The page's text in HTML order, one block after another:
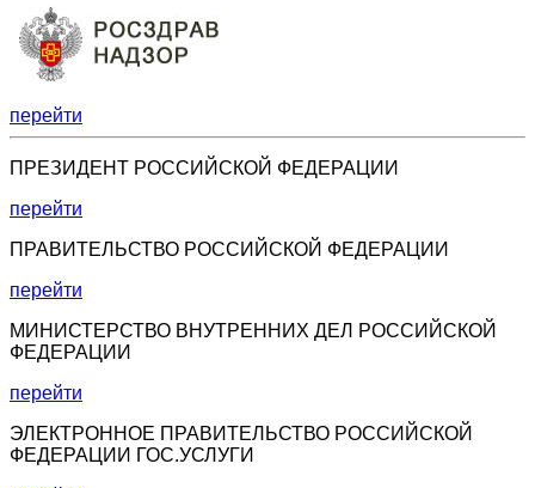
перейти
ПРЕЗИДЕНТ РОССИЙСКОЙ ФЕДЕРАЦИИ
перейти
ПРАВИТЕЛЬСТВО РОССИЙСКОЙ ФЕДЕРАЦИИ
перейти
МИНИСТЕРСТВО ВНУТРЕННИХ ДЕЛ РОССИЙСКОЙ
ФЕДЕРАЦИИ
перейти
ЭЛЕКТРОННОЕ ПРАВИТЕЛЬСТВО РОССИЙСКОЙ
ФЕДЕРАЦИИ ГОС.УСЛУГИ